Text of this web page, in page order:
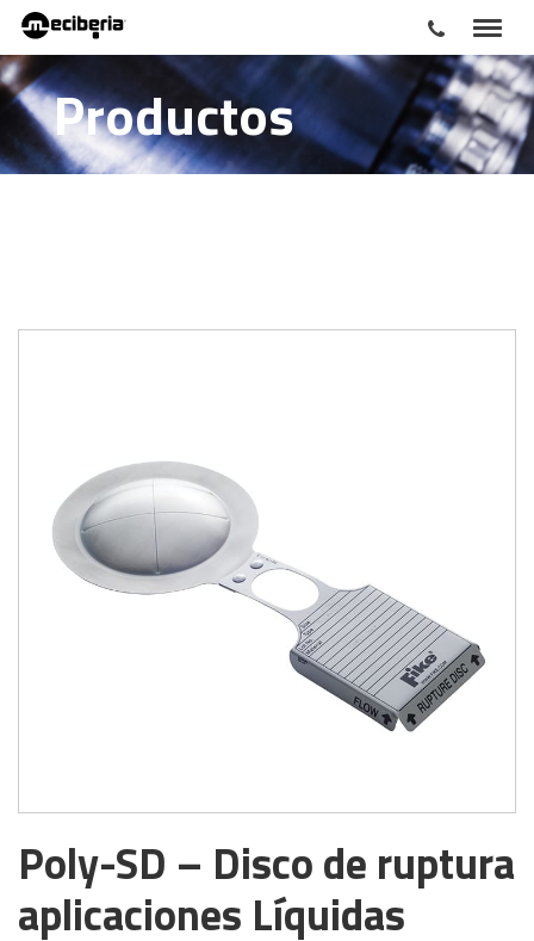
Productos
Poly-SD – Disco de ruptura
aplicaciones Líquidas